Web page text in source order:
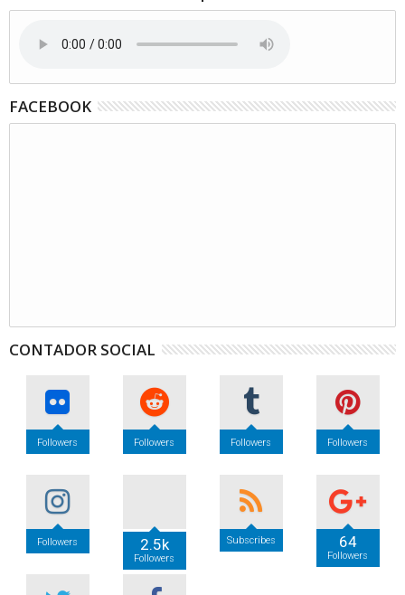
FACEBOOK
CONTADOR SOCIAL
Followers Followers Followers Followers
Followers 2.5k
Followers
Subscribes 64
Followers